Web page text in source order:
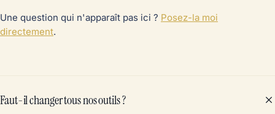
Une question qui n'apparaît pas ici ? Posez-la moi
directement.
Faut-il changer tous nos outils ?